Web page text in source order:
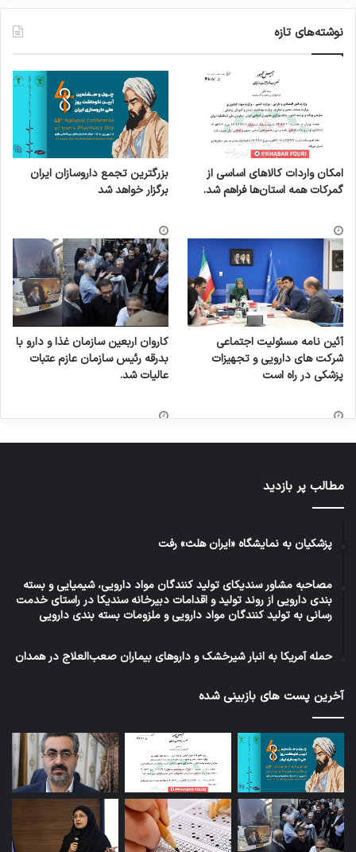
نوشته‌های تازه
امکان واردات کالاهای اساسی از
گمرکات همه استان‌ها فراهم شد.
بزرگترین تجمع داروسازان ایران
برگزار خواهد شد
آئین نامه مسئولیت اجتماعی
شرکت های دارویی و تجهیزات
پزشکی در راه است
کاروان اربعین سازمان غذا و دارو با
بدرقه رئیس سازمان عازم عتبات
عالیات شد.
مطالب پر بازدید
پزشکیان به نمایشگاه «ایران هلث» رفت
مصاحبه مشاور سندیکای تولید کنندگان مواد دارویی، شیمیایی و بسته
بندی دارویی از روند تولید و اقدامات دبیرخانه سندیکا در راستای خدمت
رسانی به تولید کنندگان مواد دارویی و ملزومات بسته بندی دارویی
حمله آمریکا به انبار شیرخشک و داروهای بیماران صعب‌العلاج در همدان
آخرین پست های بازبینی شده